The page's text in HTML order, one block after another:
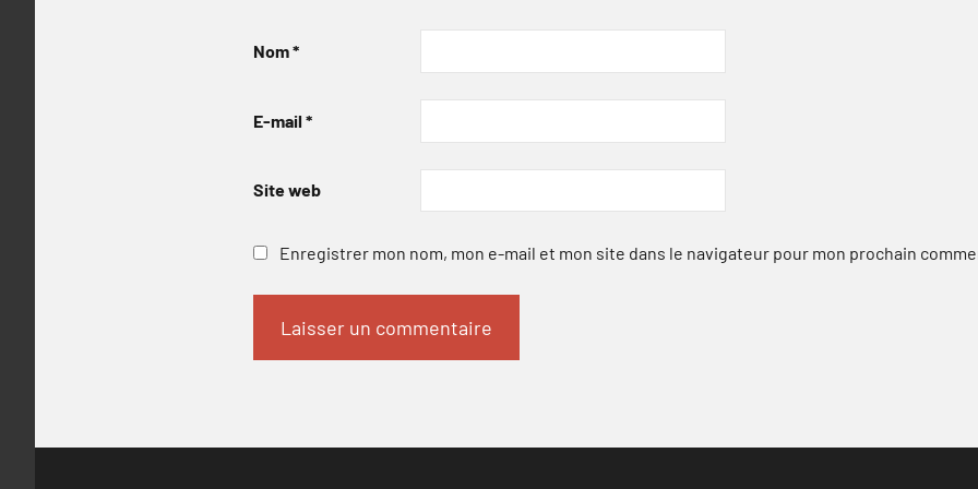
Nom*
E-mail *
Site web
Enregistrer mon nom, mon e-mail et mon site dans le navigateur pour mon prochain